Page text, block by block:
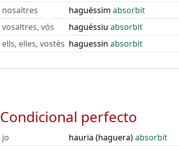
nosaltres
haguéssim absorbit
vosaltres, vós
haguéssiu absorbit
ells, elles, vostès haguessin absorbit
Condicional perfecto
jo hauria (haguera)absorbit